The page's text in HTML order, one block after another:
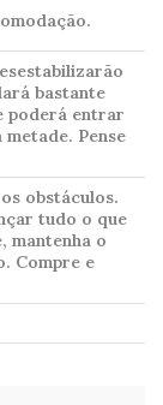
bastante
poderá entrar
Pense
obstáculos.
tudo o que
mantenha o
Compre e